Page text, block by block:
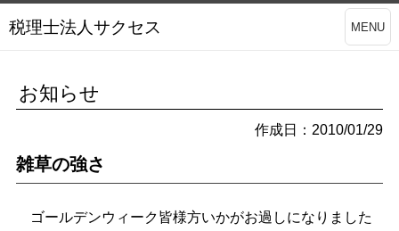
税理士法人サクセス MENU
お知らせ
作成日：2010/01/29
雑草の強さ
ゴールデンウィーク皆様方いかがお過しになりました